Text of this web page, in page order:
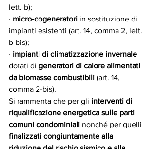
lett. b);
· micro-cogeneratori in sostituzione di
impianti esistenti (art. 14, comma 2, lett.
b-bis);
· impianti di climatizzazione invernale
dotati di generatori di calore alimentati
da biomasse combustibili (art. 14,
comma 2-bis).
Si rammenta che per gli interventi di
riqualificazione energetica sulle parti
comuni condominiali nonché per quelli
finalizzati congiuntamente alla